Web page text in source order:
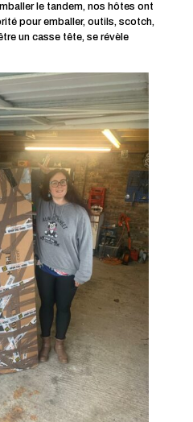
le tandem, nos hôtes ont
pour emballer, outils, scotch,
un casse tête, se révèle